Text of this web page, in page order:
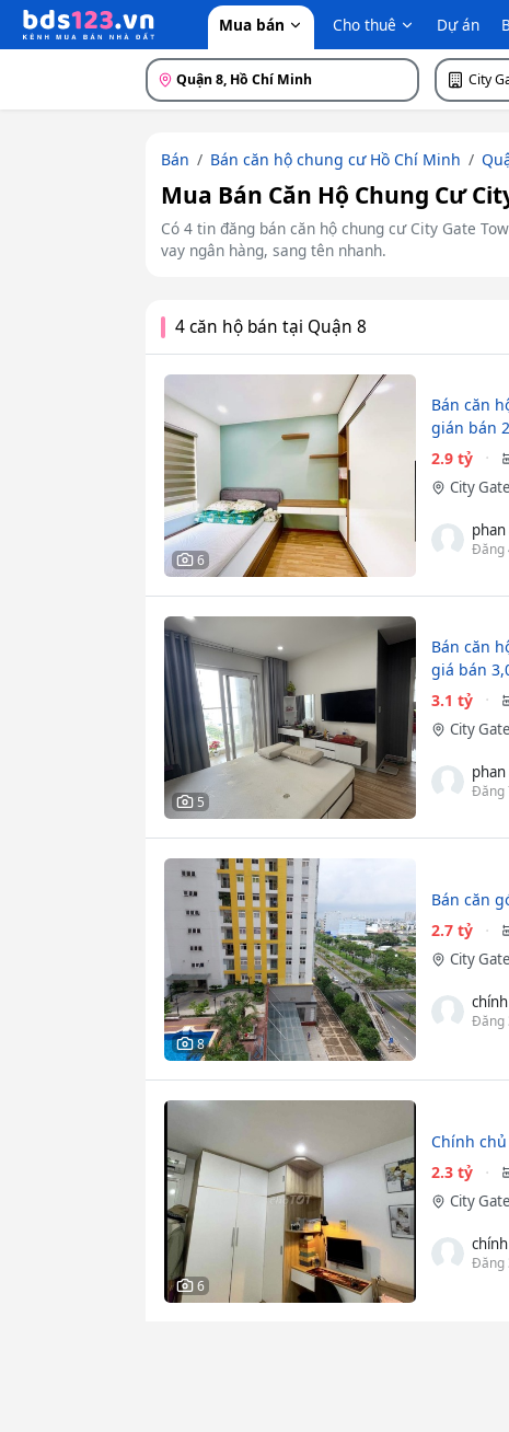
Mua bán Cho thuê Dự án
Quận 8, Hồ Chí Minh City
Bán Bán căn hộ chung cư Hồ Chí Minh
Mua Bán Căn Hộ Chung Cư
Có 4 tin đăng bán căn hộ chung cư City Gate
vay ngân hàng, sang tên nhanh.
4 căn hộ bán tại Quận 8
6
Bán căn
gián bán
2.9 tỷ
City
Đăng
5
Bán căn
giá bán
3.1 tỷ
City
Đăng
8
Bán căn
2.7 tỷ
City
Đăng
6
Chính
2.3 tỷ
City
Đăng